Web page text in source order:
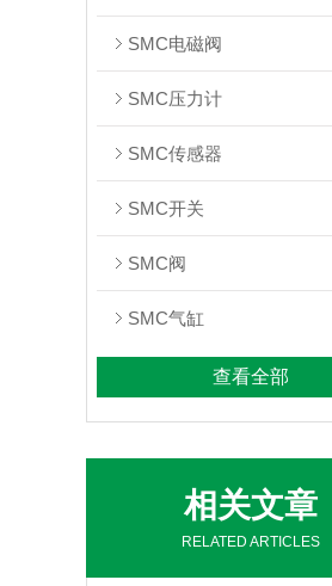
SMC电磁阀
SMC压力计
SMC传感器
SMC开关
SMC阀
SMC气缸
查看全部
相关文章
RELATED ARTICLES